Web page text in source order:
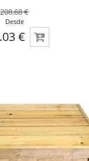
208.68 €
Desde
€